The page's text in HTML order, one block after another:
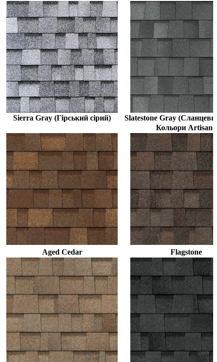
Sierra Gray (Гірський сірий)
Slatestone Gray
Кольори Artisan
Aged Cedar Flagstone